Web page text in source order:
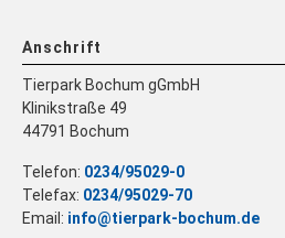
Anschrift
Tierpark Bochum gGmbH
Klinikstraße 49
44791 Bochum
Telefon: 0234/95029-0
Telefax: 0234/95029-70
Email: info@tierpark-bochum.de